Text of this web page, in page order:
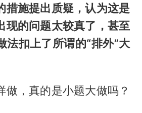
措施提出质疑，认为这是
现的问题太较真了，甚至
法扣上了所谓的“排外”大
做，真的是小题大做吗？